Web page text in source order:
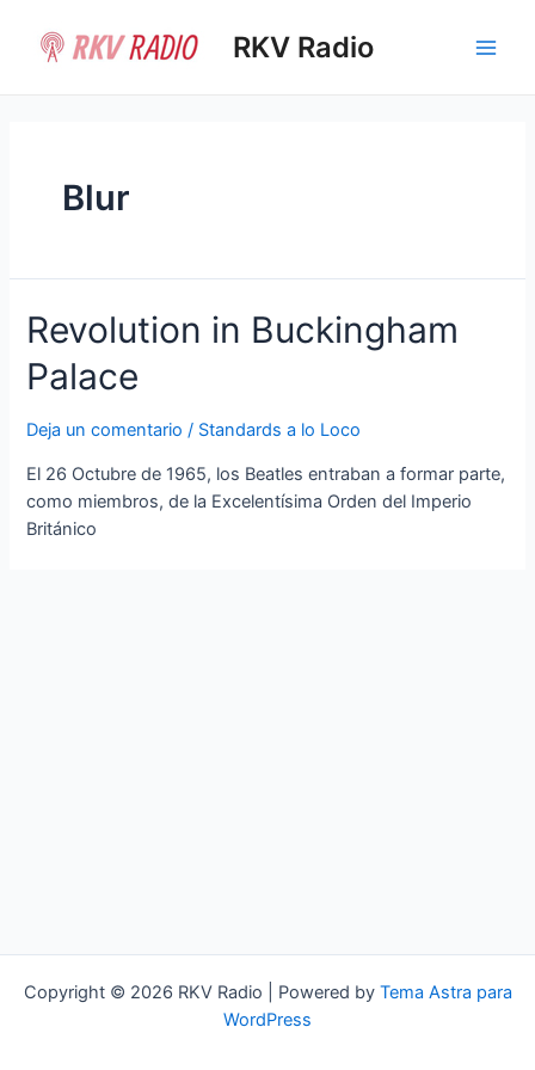
contenido
RKV Radio
Blur
Revolution in Buckingham
Palace
Deja un comentario / Standards a lo Loco
El 26 Octubre de 1965, los Beatles entraban a formar parte,
como miembros, de la Excelentísima Orden del Imperio
Británico
Copyright © 2026 RKV Radio | Powered by Tema Astra para
WordPress